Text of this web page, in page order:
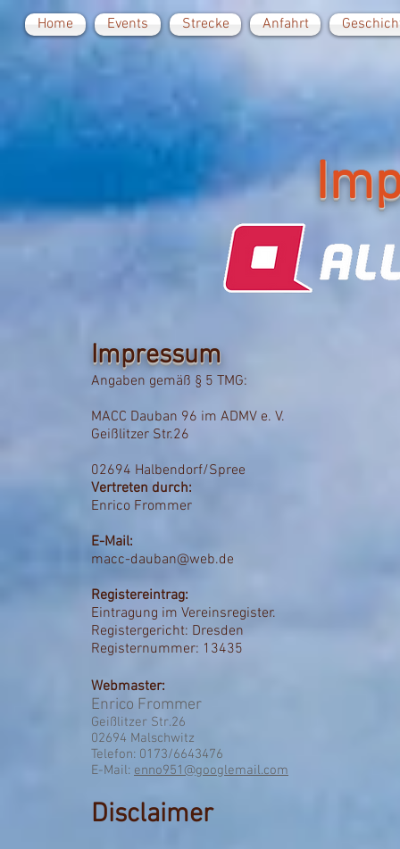
Home Events Strecke Anfahrt
Impressum
Angaben gemäß § 5 TMG:
MACC Dauban 96 im ADMV e. V.
Geißlitzer Str.26
02694 Halbendorf/Spree
Vertreten durch:
Enrico Frommer
E-Mail:
macc-dauban@web.de
Registereintrag:
Eintragung im Vereinsregister.
Registergericht: Dresden
Registernummer: 13435
Webmaster:
Enrico Frommer
Geißlitzer Str.26
02694 Malschwitz
Telefon: 0173/6643476
E-Mail: enno951@googlemail.com
Disclaimer